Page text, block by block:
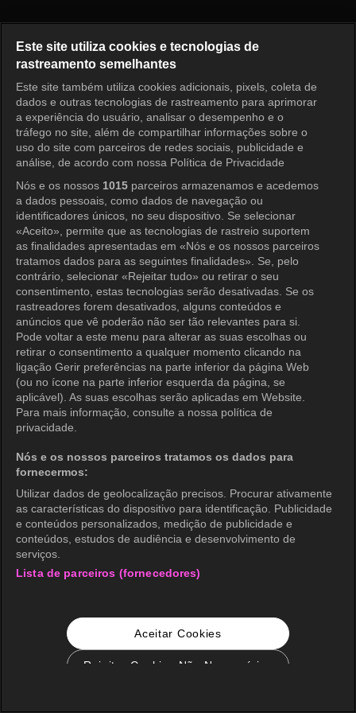
Entrar
Este site utiliza cookies e tecnologias de
rastreamento semelhantes
Este site também utiliza cookies adicionais, pixels, coleta de
dados e outras tecnologias de rastreamento para aprimorar
a experiência do usuário, analisar o desempenho e o
tráfego no site, além de compartilhar informações sobre o
uso do site com parceiros de redes sociais, publicidade e
análise, de acordo com nossa Política de Privacidade
Nós e os nossos 1015 parceiros armazenamos e acedemos
a dados pessoais, como dados de navegação ou
identificadores únicos, no seu dispositivo. Se selecionar
«Aceito», permite que as tecnologias de rastreio suportem
as finalidades apresentadas em «Nós e os nossos parceiros
tratamos dados para as seguintes finalidades». Se, pelo
contrário, selecionar «Rejeitar tudo» ou retirar o seu
consentimento, estas tecnologias serão desativadas. Se os
rastreadores forem desativados, alguns conteúdos e
anúncios que vê poderão não ser tão relevantes para si.
Pode voltar a este menu para alterar as suas escolhas ou
retirar o consentimento a qualquer momento clicando na
ligação Gerir preferências na parte inferior da página Web
(ou no ícone na parte inferior esquerda da página, se
aplicável). As suas escolhas serão aplicadas em Website.
Para mais informação, consulte a nossa política de
privacidade.
Nós e os nossos parceiros tratamos os dados para
fornecermos:
Utilizar dados de geolocalização precisos. Procurar ativamente
as características do dispositivo para identificação. Publicidade
e conteúdos personalizados, medição de publicidade e
conteúdos, estudos de audiência e desenvolvimento de
serviços.
Lista de parceiros (fornecedores)
Aceitar Cookies
Rejeitar Cookies Não Necessários